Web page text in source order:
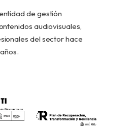
de gestión
audiovisuales,
del sector hace